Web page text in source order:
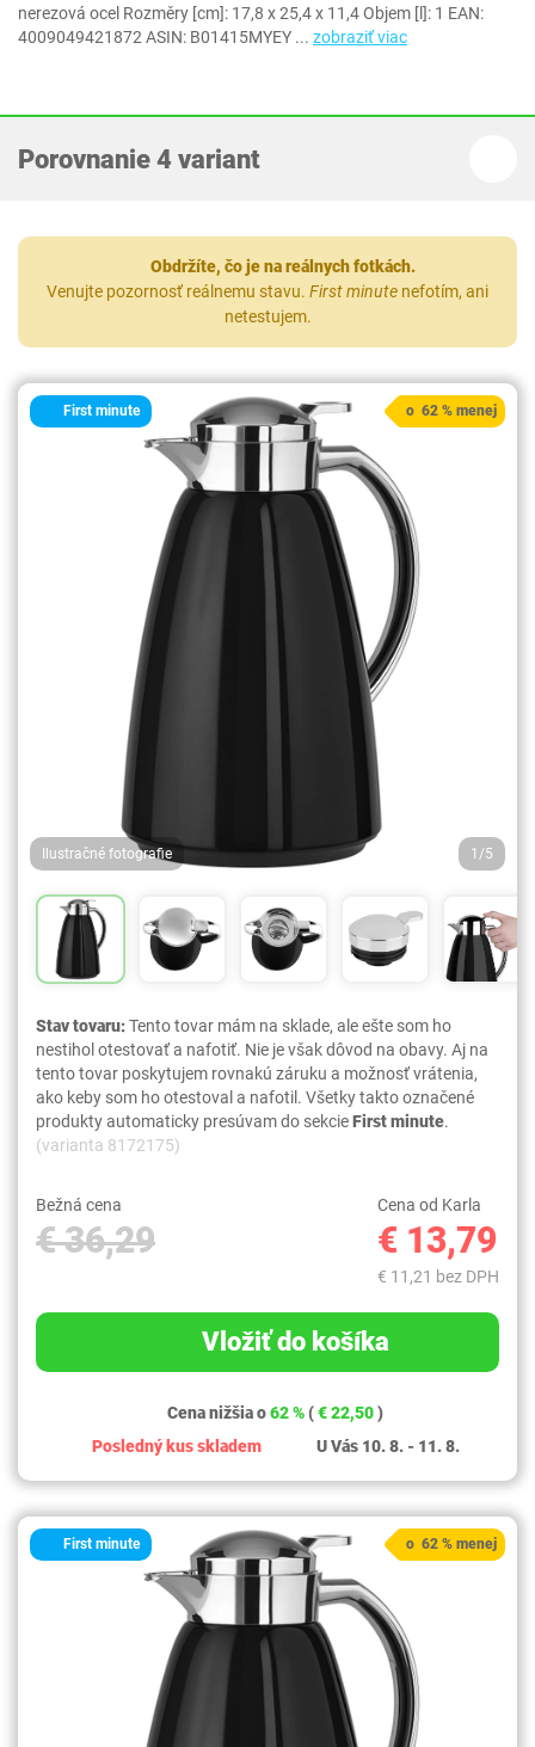
nerezová ocel Rozměry [cm]: 17,8 x 25,4 x 11,4 Objem [l]: 1 EAN:
4009049421872 ASIN: B01415MYEY ... zobraziť viac
Porovnanie 4 variant
Obdržíte, čo je na reálnych fotkách.
Venujte pozornosť reálnemu stavu. First minute nefotím, ani
netestujem.
First minute
Ilustračné fotografie 1/5
o 62 % menej
Stav tovaru:Tento tovar mám na sklade, ale ešte som ho
nestihol otestovať a nafotiť. Nie je však dôvod na obavy. Aj na
tento tovar poskytujem rovnakú záruku a možnosť vrátenia,
ako keby som ho otestoval a nafotil. Všetky takto označené
produkty automaticky presúvam do sekcieFirst minute.
(varianta 8172175)
Bežná cena
€ 36,29
Cena od Karla
€ 13,79
€ 11,21 bez DPH
Vložiť do košíka
Cena nižšia o62 % (€ 22,50)
Posledný kus skladem
U Vás 10. 8. - 11. 8.
First minute o 62 % menej